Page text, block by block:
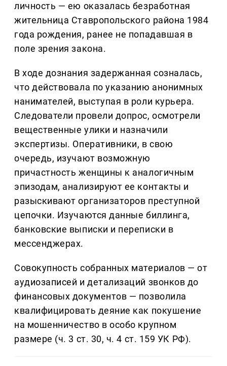
личность — ею оказалась безработная
жительница Ставропольского района 1984
года рождения, ранее не попадавшая в
поле зрения закона.
В ходе дознания задержанная созналась,
что действовала по указанию анонимных
нанимателей, выступая в роли курьера.
Следователи провели допрос, осмотрели
вещественные улики и назначили
экспертизы. Оперативники, в свою
очередь, изучают возможную
причастность женщины к аналогичным
эпизодам, анализируют ее контакты и
разыскивают организаторов преступной
цепочки. Изучаются данные биллинга,
банковские выписки и переписки в
мессенджерах.
Совокупность собранных материалов — от
аудиозаписей и детализаций звонков до
финансовых документов — позволила
квалифицировать деяние как покушение
на мошенничество в особо крупном
размере (ч. 3 ст. 30, ч. 4 ст. 159 УК РФ).